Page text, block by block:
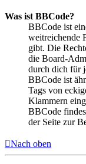
Was ist BBCode?
BBCode ist
weitreichende
gibt. Die
die Board-
durch dich für
BBCode ist
Tags von
Klammern
BBCode
der Seite zur
Nach oben